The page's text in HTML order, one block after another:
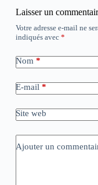
Laisser un
Votre adresse e-mail ne
indiqués avec *
Nom *
E-mail *
Site web
Ajouter un